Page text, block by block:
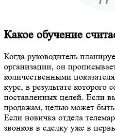
Какое обучение
Когда руководитель
организации, он
количественными
курс, в результате которого
поставленных целей. Если
продажам, целью может
Если новичка отдела
звонков в сделку уже в